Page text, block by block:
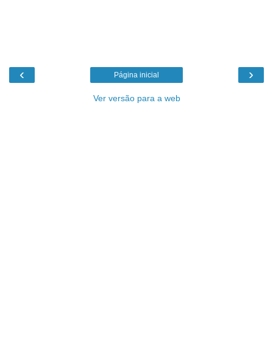
‹ ›
Página inicial
Ver versão para a web